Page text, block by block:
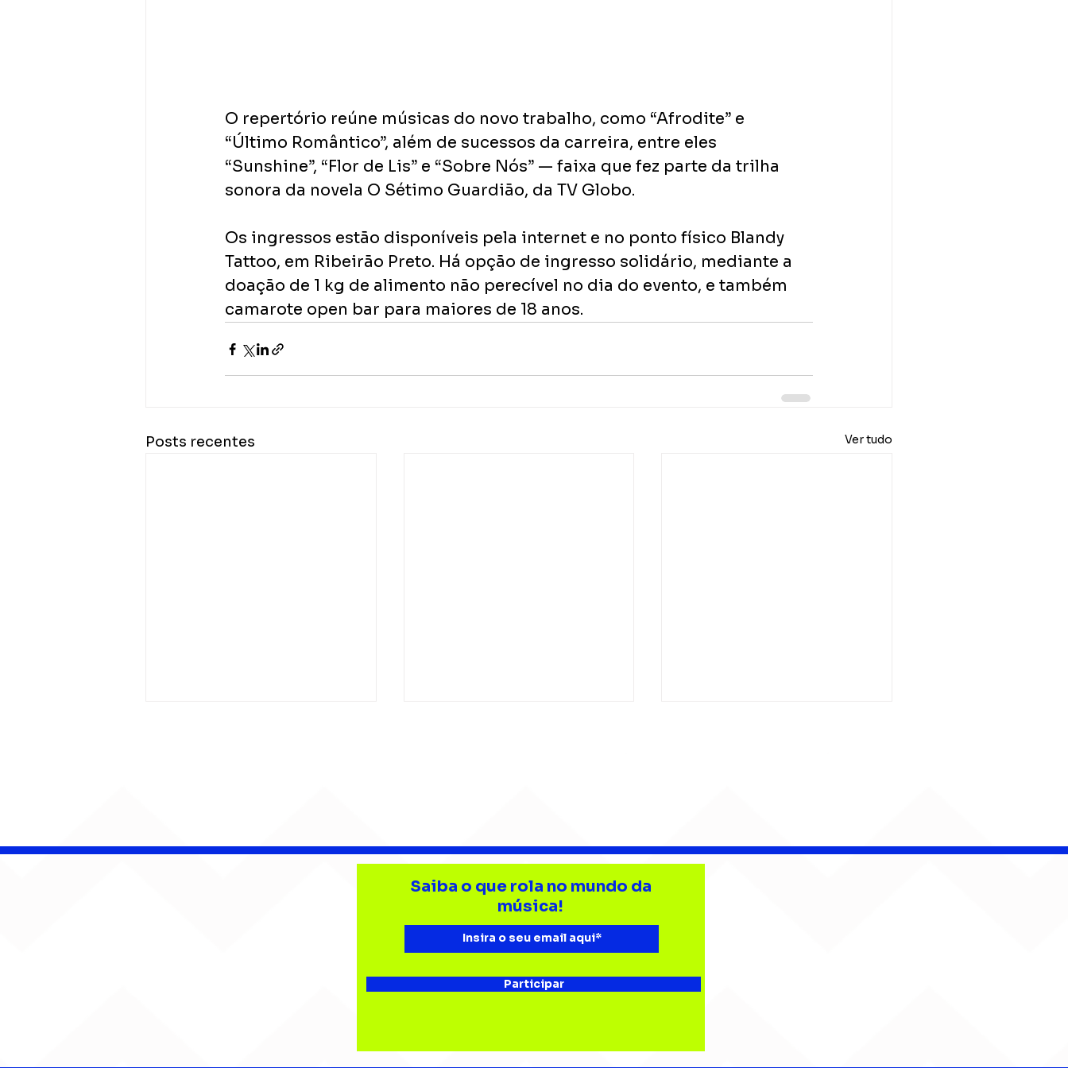
O repertório reúne músicas do novo trabalho, como “Afrodite” e
“Último Romântico”, além de sucessos da carreira, entre eles
“Sunshine”, “Flor de Lis” e “Sobre Nós” — faixa que fez parte da trilha
sonora da novela O Sétimo Guardião, da TV Globo.
Os ingressos estão disponíveis pela internet e no ponto físico Blandy
Tattoo, em Ribeirão Preto. Há opção de ingresso solidário, mediante a
doação de 1 kg de alimento não perecível no dia do evento, e também
camarote open bar para maiores de 18 anos.
Posts recentes Ver tudo
CHAMELEO acerta as
Barão Vermelho reúne
formação original em
show em Ribeirão Preto
Bebé Pacheco e Ubandu
Saiba o que rola no mundo da
música!
Participar